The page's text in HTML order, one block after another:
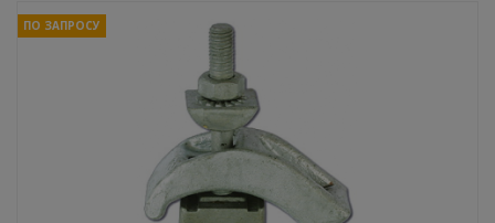
ПО ЗАПРОСУ